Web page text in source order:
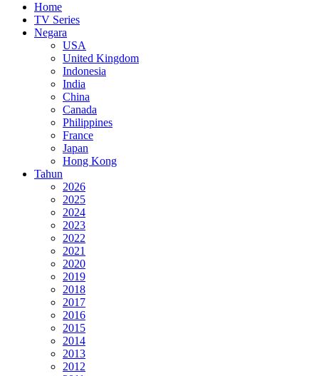
Home
TV Series
Negara
USA
United Kingdom
Indonesia
India
China
Canada
Philippines
France
Japan
Hong Kong
Tahun
2026
2025
2024
2023
2022
2021
2020
2019
2018
2017
2016
2015
2014
2013
2012